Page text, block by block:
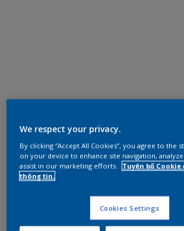
We respect your privacy.
By clicking “Accept All Cookies”, you agree to the
on your device to enhance site navigation, analyze
assist in our marketing efforts.
Tuyên bố
thông tin.
Cookies Settings